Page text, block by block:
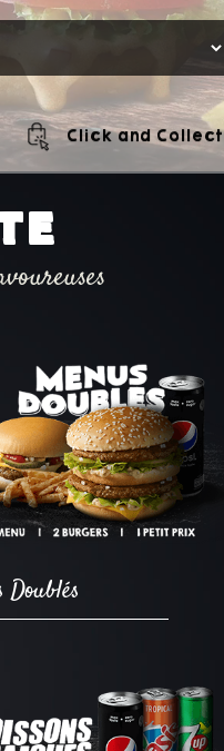
Click and Collect
Doublés
Ajouter